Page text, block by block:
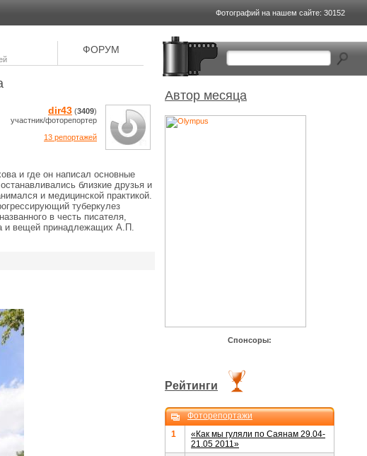
Фотографий на нашем сайте: 30152
ФОРУМ
Автор месяца
dir43 (3409)
участник/фоторепортер
13 репортажей
и где он написал основные
близкие друзья и
и медицинской практикой.
туберкулез
в честь писателя,
и вещей принадлежащих А.П.
Спонсоры:
Рейтинги
Фоторепортажи
1
«Как мы гуляли по Саянам 29.04-
21.05 2011»